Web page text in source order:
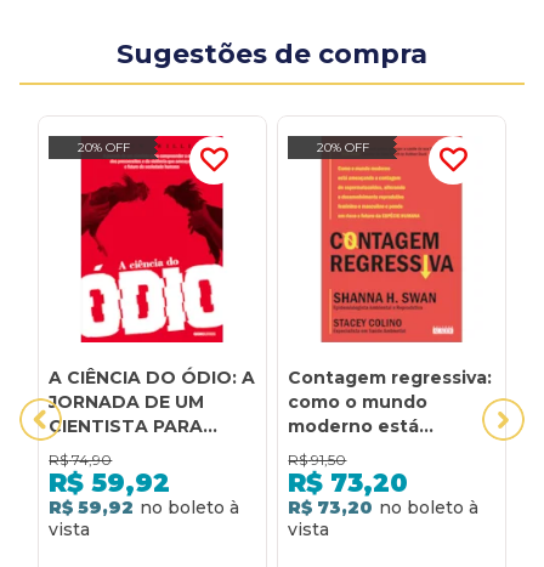
Sugestões de compra
20% OFF
A CIÊNCIA DO ÓDIO: A
JORNADA DE UM
CIENTISTA PARA
COMPREENDER A
ORIGEM DOS
PRECONCEITOS E DA
VIOLÊNCIA QUE
R$ 74,90
R$ 59,92
R$ 59,92
20% OFF
Contagem regressiva:
como o mundo
moderno está
ameaçando a
contagem de
espermatozoides,
alterando o
R$ 91,50
R$ 73,20
R$ 73,20